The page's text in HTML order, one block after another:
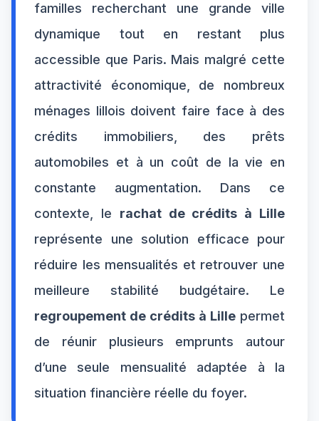
familles recherchant une grande ville
dynamique tout en restant plus
accessible que Paris. Mais malgré cette
attractivité économique, de nombreux
ménages lillois doivent faire face à des
crédits immobiliers, des prêts
automobiles et à un coût de la vie en
constante augmentation. Dans ce
contexte, le rachat de crédits à Lille
représente une solution efficace pour
réduire les mensualités et retrouver une
meilleure stabilité budgétaire. Le
regroupement de crédits à Lille permet
de réunir plusieurs emprunts autour
d’une seule mensualité adaptée à la
situation financière réelle du foyer.